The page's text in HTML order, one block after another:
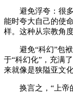
避免浮夸：很多
能时夸大自己的使
样。这种从宗教角
避免“科幻”包袱
于“科幻化”，充满
来就像是狭隘亚文
换言之，“上帝的